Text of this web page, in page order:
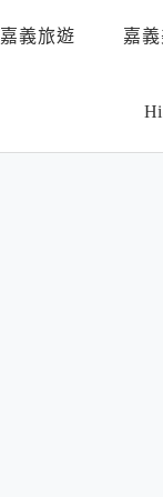
嘉義旅遊 嘉